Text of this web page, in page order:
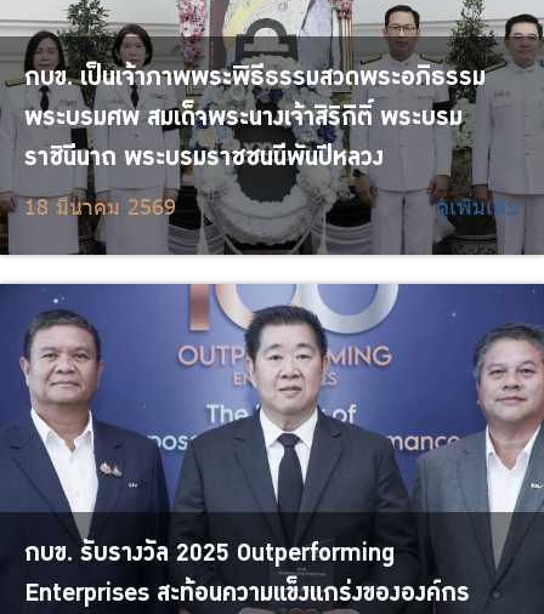
กบข. เป็นเจ้าภาพพระพิธีธรรมสวดพระอภิธรรม
พระบรมศพ สมเด็จพระนางเจ้าสิริกิติ์ พระบรม
ราชินีนาถ พระบรมราชชนนีพันปีหลวง
18 มีนาคม 2569 ดูเพิ่มเติม
กบข. รับรางวัล 2025 Outperforming
Enterprises สะท้อนความแข็งแกร่งขององค์กร